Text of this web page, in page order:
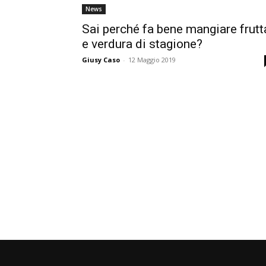
News
Sai perché fa bene mangiare
e verdura di stagione?
Giusy Caso - 12 Maggio 2019